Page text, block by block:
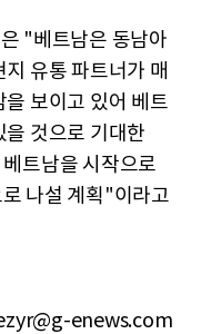
"베트남은 동남아
유통 파트너가 매
보이고 있어 베트
것으로 기대한
트남을 시작으로
나설 계획"이라고
enews.com